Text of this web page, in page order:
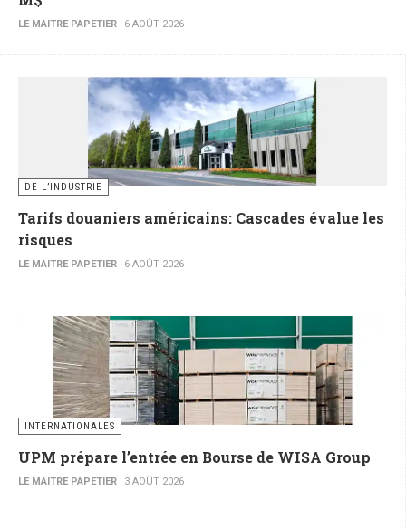
LE MAITRE PAPETIER 6 AOÛT 2026
DE L’INDUSTRIE
Tarifs douaniers américains: Cascades évalue les
risques
LE MAITRE PAPETIER 6 AOÛT 2026
INTERNATIONALES
UPM prépare l’entrée en Bourse de WISA Group
LE MAITRE PAPETIER 3 AOÛT 2026